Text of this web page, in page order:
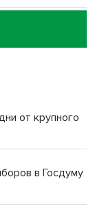
от крупного
в Госдуму